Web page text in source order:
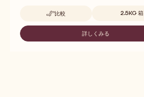
比較
-
BLOSSOMS
取扱サイズ2.5KG 箱
詳しくみる
-